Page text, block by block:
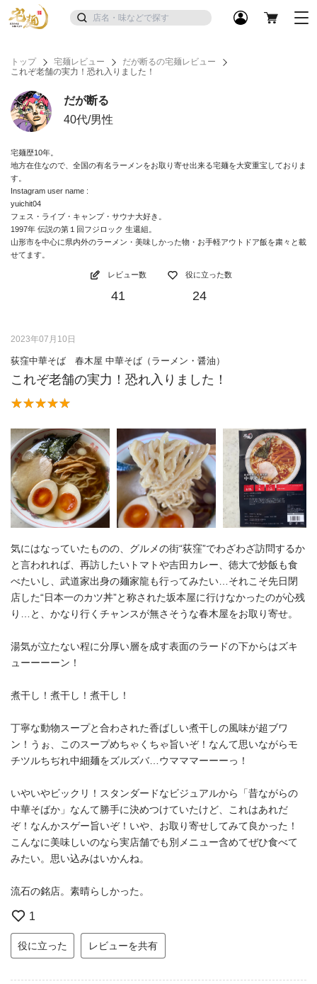
トップ 宅麺レビュー
だが断るの宅麺レビュー
これぞ老舗の実力！恐れ入りました！
だが断る
40代/男性
宅麺歴10年。
地方在住なので、全国の有名ラーメンをお取り寄せ出来る宅麺を大変重宝しておりま
す。
Instagram user name :
yuichit04
フェス・ライブ・キャンプ・サウナ大好き。
1997年 伝説の第１回フジロック 生還組。
山形市を中心に県内外のラーメン・美味しかった物・お手軽アウトドア飯を粛々と載
せてます。
レビュー数
41
役に立った数
24
2023年07月10日
荻窪中華そば 春木屋 中華そば（ラーメン・醤油）
これぞ老舗の実力！恐れ入りました！
気にはなっていたものの、グルメの街“荻窪”でわざわざ訪問するか
と言われれば、再訪したいトマトや吉田カレー、徳大で炒飯も食
べたいし、武道家出身の麺家龍も行ってみたい…それこそ先日閉
店した“日本一のカツ丼”と称された坂本屋に行けなかったのが心残
り…と、かなり行くチャンスが無さそうな春木屋をお取り寄せ。
湯気が立たない程に分厚い層を成す表面のラードの下からはズキ
ューーーーン！
煮干し！煮干し！煮干し！
丁寧な動物スープと合わされた香ばしい煮干しの風味が超ブワ
ン！うぉ、このスープめちゃくちゃ旨いぞ！なんて思いながらモ
チツルちぢれ中細麺をズルズバ…ウマママーーーっ！
いやいやビックリ！スタンダードなビジュアルから「昔ながらの
中華そばか」なんて勝手に決めつけていたけど、これはあれだ
ぞ！なんかスゲー旨いぞ！いや、お取り寄せしてみて良かった！
こんなに美味しいのなら実店舗でも別メニュー含めてぜひ食べて
みたい。思い込みはいかんね。
流石の銘店。素晴らしかった。
1
役に立った レビューを共有